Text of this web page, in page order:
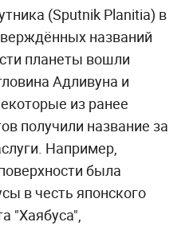
(Sputnik Planitia) в
названий
планеты вошли
Адливуна и
из ранее
получили название за
Например,
была
в честь японского
"Хаябуса",